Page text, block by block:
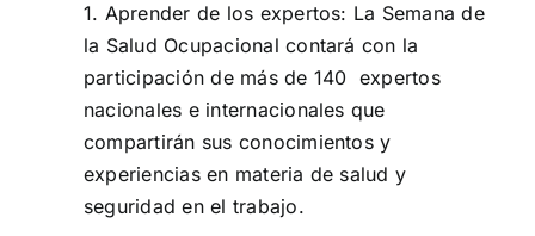
1. Aprender de los expertos: La Semana de
la Salud Ocupacional contará con la
participación de más de 140 expertos
nacionales e internacionales que
compartirán sus conocimientos y
experiencias en materia de salud y
seguridad en el trabajo.